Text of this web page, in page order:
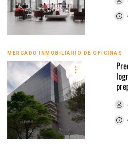
MERCADO INMOBILIARIO DE OFICINAS